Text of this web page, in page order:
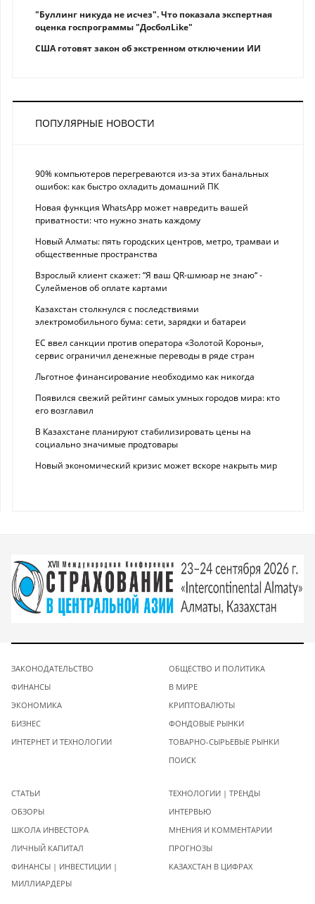
"Буллинг никуда не исчез". Что показала экспертная
оценка госпрограммы "ДосболLike"
США готовят закон об экстренном отключении ИИ
ПОПУЛЯРНЫЕ НОВОСТИ
90% компьютеров перегреваются из-за этих банальных
ошибок: как быстро охладить домашний ПК
Новая функция WhatsApp может навредить вашей
приватности: что нужно знать каждому
Новый Алматы: пять городских центров, метро, трамваи и
общественные пространства
Взрослый клиент скажет: “Я ваш QR-шмюар не знаю“ -
Сулейменов об оплате картами
Казахстан столкнулся с последствиями
электромобильного бума: сети, зарядки и батареи
ЕС ввел санкции против оператора «Золотой Короны»,
сервис ограничил денежные переводы в ряде стран
Льготное финансирование необходимо как никогда
Появился свежий рейтинг самых умных городов мира: кто
его возглавил
В Казахстане планируют стабилизировать цены на
социально значимые продтовары
Новый экономический кризис может вскоре накрыть мир
ЗАКОНОДАТЕЛЬСТВО
ФИНАНСЫ
ЭКОНОМИКА
БИЗНЕС
ИНТЕРНЕТ И ТЕХНОЛОГИИ
ОБЩЕСТВО И ПОЛИТИКА
В МИРЕ
КРИПТОВАЛЮТЫ
ФОНДОВЫЕ РЫНКИ
ТОВАРНО-СЫРЬЕВЫЕ РЫНКИ
ПОИСК
СТАТЬИ
ОБЗОРЫ
ШКОЛА ИНВЕСТОРА
ЛИЧНЫЙ КАПИТАЛ
ФИНАНСЫ | ИНВЕСТИЦИИ |
МИЛЛИАРДЕРЫ
ТЕХНОЛОГИИ | ТРЕНДЫ
ИНТЕРВЬЮ
МНЕНИЯ И КОММЕНТАРИИ
ПРОГНОЗЫ
КАЗАХСТАН В ЦИФРАХ